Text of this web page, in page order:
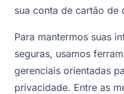
sua conta de cartão de
Para mantermos suas
seguras, usamos
gerenciais orientadas
privacidade. Entre as